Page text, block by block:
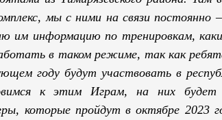
мы с ними на связи постоянно
им информацию по тренировкам,
в таком режиме, так как
году будут участвовать в
к этим Играм, на них будет
которые пройдут в октябре